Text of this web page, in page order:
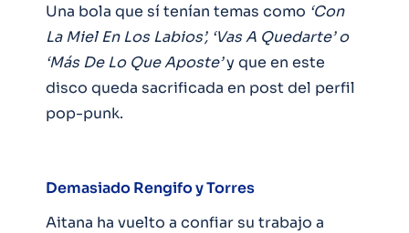
Una bola que sí tenían temas como ‘Con
La Miel En Los Labios’, ‘Vas A Quedarte’ o
‘Más De Lo Que Aposte’y que en este
disco queda sacrificada en post del perfil
pop-punk.
Demasiado Rengifo y Torres
Aitana ha vuelto a confiar su trabajo a